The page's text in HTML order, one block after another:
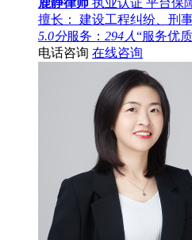
鹿静律师 执业认证 平台保
擅长： 建设工程纠纷、刑
5.0分服务： 294人“服务优
电话咨询 在线咨询